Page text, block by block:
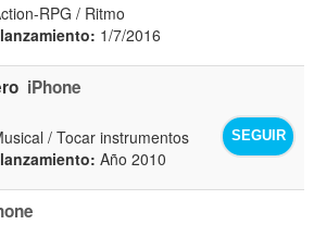
RPG / Ritmo
1/7/2016
iPhone
SEGUIR
/ Tocar instrumentos
Año 2010